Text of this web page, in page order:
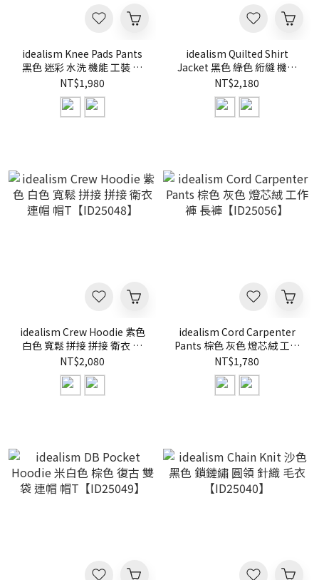
idealism Knee Pads Pants
黑色 迷彩 水洗 機能 工裝 工
作褲 長褲【ID25046】
NT$1,980
idealism Quilted Shirt
Jacket 黑色 綠色 絎縫 機能
襯衫 外套【ID25050】
NT$2,180
idealism Crew Hoodie 紫色
白色 寬鬆 拼接 拼接 衛衣 連
帽 帽T【ID25048】
NT$2,080
idealism Cord Carpenter
Pants 棕色 灰色 燈芯絨 工作
褲 長褲【ID25056】
NT$1,780